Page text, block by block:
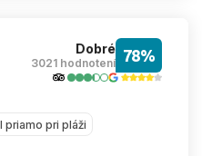
Dobré
3021 hodnotení 78%
priamo pri pláži